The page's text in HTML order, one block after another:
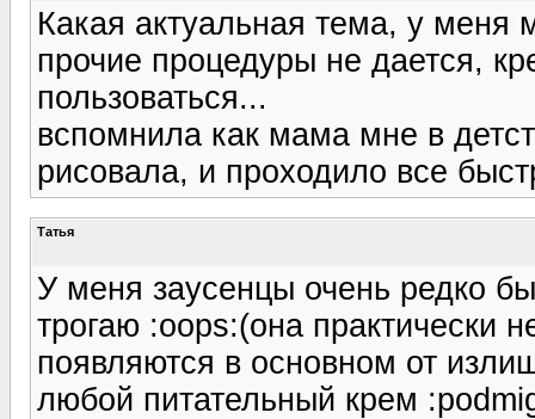
Какая актуальная тема, у меня
прочие процедуры не дается,
пользоваться...
вспомнила как мама мне в
рисовала, и проходило все
Татья
У меня заусенцы очень редко
трогаю :oops:(она практически
появляются в основном от
любой питательный крем